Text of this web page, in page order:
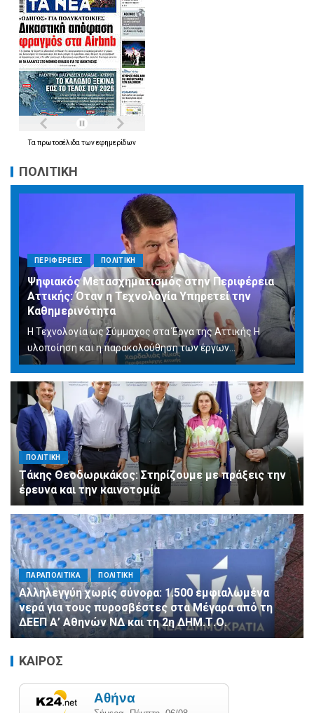
Τα πρωτοσέλιδα τωνεφημερίδων
ΠΟΛΙΤΙΚΗ
ΠΕΡΙΦΕΡΕΙΕΣ ΠΟΛΙΤΙΚΗ
Ψηφιακός Μετασχηματισμός στην Περιφέρεια
Αττικής: Όταν η Τεχνολογία Υπηρετεί την
Καθημερινότητα
Η Τεχνολογία ως Σύμμαχος στα Έργα της Αττικής Η
υλοποίηση και η παρακολούθηση των έργων...
ΠΟΛΙΤΙΚΗ
Τάκης Θεοδωρικάκος: Στηρίζουμε με πράξεις την
έρευνα και την καινοτομία
ΠΑΡΑΠΟΛΙΤΙΚΑ ΠΟΛΙΤΙΚΗ
Αλληλεγγύη χωρίς σύνορα: 1.500 εμφιαλωμένα
νερά για τους πυροσβέστες στα Μέγαρα από τη
ΔΕΕΠ Α’ Αθηνών ΝΔ και τη 2η ΔΗΜ.Τ.Ο.
ΚΑΙΡΟΣ